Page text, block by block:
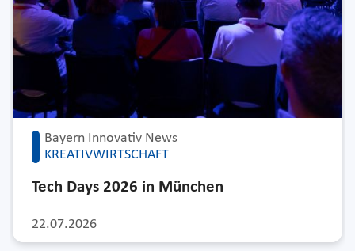
Bayern Innovativ News
KREATIVWIRTSCHAFT
22.07.2026
Tech Days 2026 in München